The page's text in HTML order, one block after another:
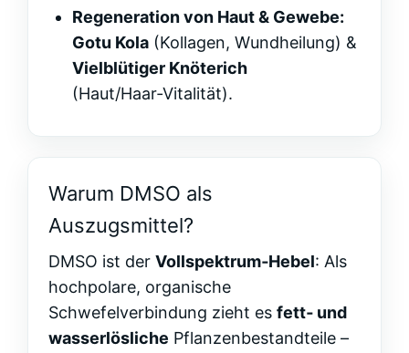
Regeneration von Haut & Gewebe:
Gotu Kola (Kollagen, Wundheilung) &
Vielblütiger Knöterich
(Haut/Haar‑Vitalität).
Warum DMSO als
Auszugsmittel?
DMSO ist der Vollspektrum‑Hebel: Als
hochpolare, organische
Schwefelverbindung zieht es fett‑ und
wasserlösliche Pflanzenbestandteile –